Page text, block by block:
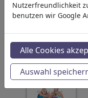
Nutzerfreundlichkeit
benutzen wir Google
Alle Cookies
Auswahl